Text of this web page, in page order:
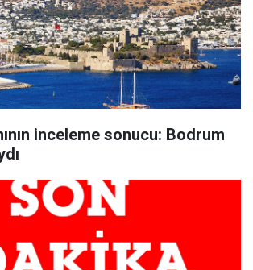
inceleme sonucu: Bodrum